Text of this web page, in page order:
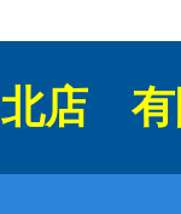
店 有